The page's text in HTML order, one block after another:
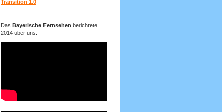
Transition 1.0
Das Bayerische Fernsehen berichtete
2014 über uns: